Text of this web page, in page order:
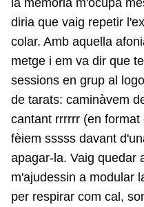
la memòria m'ocupa
diria que vaig repetir
colar. Amb aquella
metge i em va dir que
sessions en grup al
de tarats: caminàvem
cantant rrrrrr (en
fèiem sssss davant
apagar-la. Vaig quedar
m'ajudessin a modular
per respirar com cal,